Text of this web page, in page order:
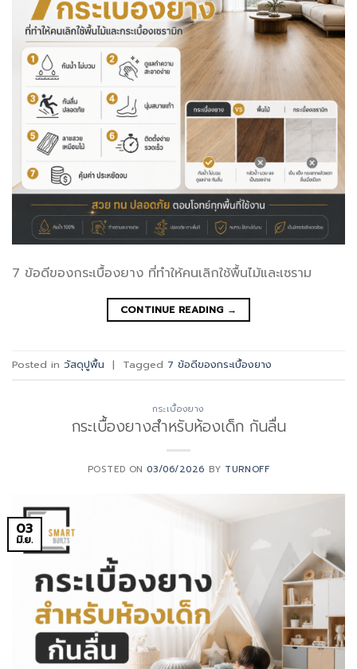
7 ข้อดีของกระเบื้องยาง ที่ทำให้คนเลิกใช้พื้นไม้และเซราม
CONTINUE READING →
Posted in วัสดุปูพื้น | Tagged 7 ข้อดีของกระเบื้องยาง
กระเบื้องยาง
กระเบื้องยางสําหรับห้องเด็ก กันลื่น
POSTED ON03/06/2026 BY TURNOFF
03
มิ.ย.